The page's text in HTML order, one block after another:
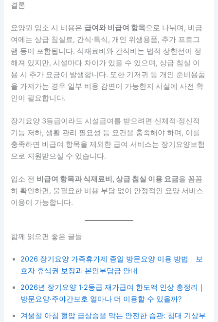
결론
요양원 입소 시 비용은 급여와 비급여 항목으로 나뉘며, 비급
여에는 상급 침실료, 간식·특식, 개인 위생용품, 추가 프로그
램 등이 포함됩니다. 식재료비와 간식비는 법적 상한선이 정
해져 있지만, 시설마다 차이가 있을 수 있으며, 상급 침실 이
용 시 추가 요금이 발생합니다. 또한 기저귀 등 개인 준비용품
을 가져가는 경우 일부 비용 감면이 가능한지 시설에 사전 확
인이 필요합니다.
장기요양 3등급이라도 시설급여를 받으려면 신체적·정신적
기능 저하, 생활 관리 필요성 등 요건을 충족해야 하며, 이를
충족하면 비급여 항목을 제외한 급여 서비스는 장기요양보험
으로 지원받으실 수 있습니다.
입소 전 비급여 항목과 식재료비, 상급 침실 이용 요금을 꼼꼼
히 확인하면, 불필요한 비용 부담 없이 안정적인 요양 서비스
이용이 가능합니다.
함께 읽으면 좋은 글들
2026 장기요양 가족휴가제 종일 방문요양 이용 방법｜보
호자 휴식권 보장과 본인부담금 안내
2026년 장기요양 1·2등급 재가급여 한도액 인상 총정리｜
방문요양·주야간보호 얼마나 더 이용할 수 있을까?
겨울철 아침 혈압 급상승을 막는 안전한 습관: 침대 기상부